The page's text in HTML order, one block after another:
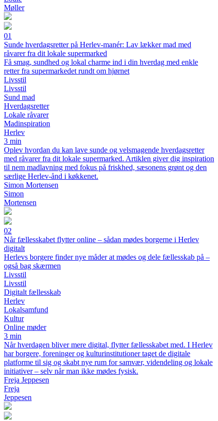
Møller
01
Sunde hverdagsretter på Herlev-manér: Lav lækker mad med
råvarer fra dit lokale supermarked
Få smag, sundhed og lokal charme ind i din hverdag med enkle
retter fra supermarkedet rundt om hjørnet
Livsstil
Livsstil
Sund mad
Hverdagsretter
Lokale råvarer
Madinspiration
Herlev
3 min
Oplev hvordan du kan lave sunde og velsmagende hverdagsretter
med råvarer fra dit lokale supermarked. Artiklen giver dig inspiration
til nem madlavning med fokus på friskhed, sæsonens grønt og den
særlige Herlev-ånd i køkkenet.
Simon Mortensen
Simon
Mortensen
02
Når fællesskabet flytter online – sådan mødes borgerne i Herlev
digitalt
Herlevs borgere finder nye måder at mødes og dele fællesskab på –
også bag skærmen
Livsstil
Livsstil
Digitalt fællesskab
Herlev
Lokalsamfund
Kultur
Online møder
3 min
Når hverdagen bliver mere digital, flytter fællesskabet med. I Herlev
har borgere, foreninger og kulturinstitutioner taget de digitale
platforme til sig og skabt nye rum for samvær, videndeling og lokale
initiativer – selv når man ikke mødes fysisk.
Freja Jeppesen
Freja
Jeppesen